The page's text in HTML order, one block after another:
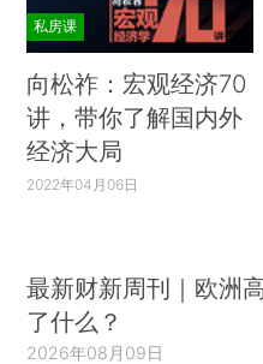
私房课
向松祚：宏观经济70
讲，带你了解国内外
经济大局
2022年04月06日
最新财新周刊｜欧洲
了什么？
2026年08月09日